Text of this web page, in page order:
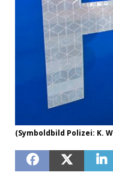
(Symboldbild Polizei: K.